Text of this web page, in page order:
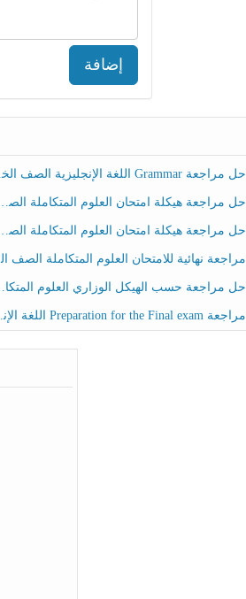
إضافة
حل مراجعة Grammar اللغة الإنجليزية الصف الخامس الفصل الثالث
حل مراجعة هيكلة امتحان العلوم المتكاملة الصف الخامس انسبير الفصل الثالث
حل مراجعة هيكلة امتحان العلوم المتكاملة الصف الخامس عام الفصل الثالث
مراجعة نهائية للامتحان العلوم المتكاملة الصف الخامس انسبير الفصل الثالث
حل مراجعة حسب الهيكل الوزاري العلوم المتكاملة الصف الخامس عام الفصل الثالث
مراجعة Preparation for the Final exam اللغة الإنجليزية الصف الرابع الفصل الثالث